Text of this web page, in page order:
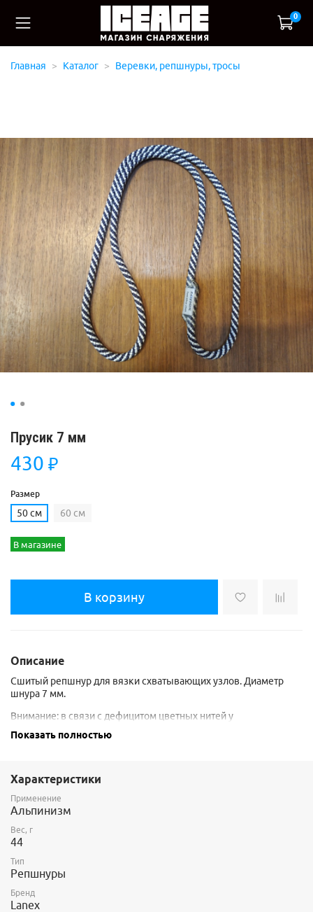
0
Главная Каталог Веревки, репшнуры, тросы
Прусик 7 мм
430 ₽
Размер
50 см 60 см
В магазине
В корзину
Описание
Сшитый репшнур для вязки схватывающих узлов. Диаметр
шнура 7 мм.
Внимание: в связи с дефицитом цветных нитей у
производителей, цвет этого шнура от партии к партии каждый
раз различается и не всегда соответствует представленному на
наличии. Если цвет не совпадает, возможно мы сможем
Показать полностью
Характеристики
Применение
Альпинизм
Вес, г
44
Тип
Репшнуры
Бренд
Lanex